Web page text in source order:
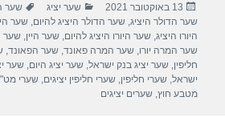
e
b
o
o
er
e
פורסם
בתאריך
13 באוקטובר 2021 קטגוריות
שער יציג תגיות
שער
שער הדולר היציג,שער הדולר היציג להיום,שער
היורו היציג,שער היורו היציג להיום,שער היין,שער
שער המרה יורו,שער המרה פאונד,שער הפאונד,
חליפין,שער יציג בנק ישראל,שער יציג היום,שער
ישראל,שערי חליפין,שערי חליפין יציגים,שערי
מטבע חוץ,שערים יציגים